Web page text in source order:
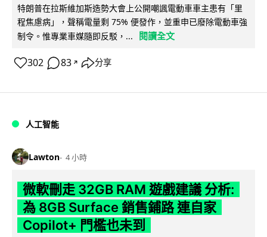
特朗普在拉斯維加斯造勢大會上公開嘲諷電動車車主患有「里
程焦慮病」，聲稱電量剩 75% 便發作，並重申已廢除電動車強
制令。惟專業車媒隨即反駁，...
閱讀全文
302 83 ↗ 分享
人工智能
Lawton 4 小時
微軟刪走 32GB RAM 遊戲建議 分析:
為 8GB Surface 銷售鋪路 連自家
Copilot+ 門檻也未到